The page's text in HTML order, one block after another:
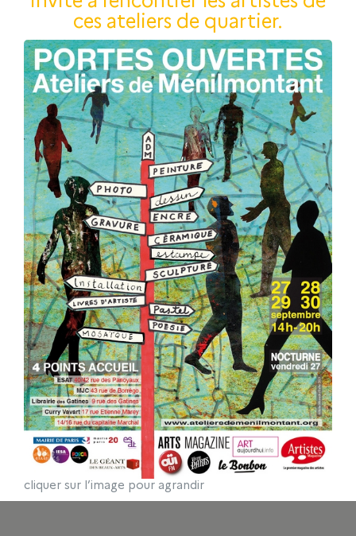
ces ateliers de quartier.
cliquer sur l’image pour agrandir